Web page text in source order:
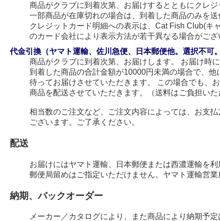
商品がクラブに到着次第、お届けするとともにクレ
一部商品が在庫切れの場合は、到着した商品のみを
クレジットカード明細への表示は、Cat Fish Club(キ
のカード会社により表示方法が若干異なる場合がござ
代金引換（ヤマト運輸、佐川急便、日本郵便他。選択不可
商品がクラブに到着次第、お届けします。 お届け時
到着した商品の合計金額が10000円未満の場合で、
待ってお届けさせていただきます。 この場合でも、
商品を配送させていただきます。（送料はご負担い
相当数のご注文など、ご注文内容によっては、お支
ございます。ご了承ください。
配送
お届けにはヤマト運輸、日本郵便または西濃運輸を
郵便局留めはご指定いただけません。ヤマト運輸営
納期、バックオーダー
メーカー／カタログにより、また商品により納期予